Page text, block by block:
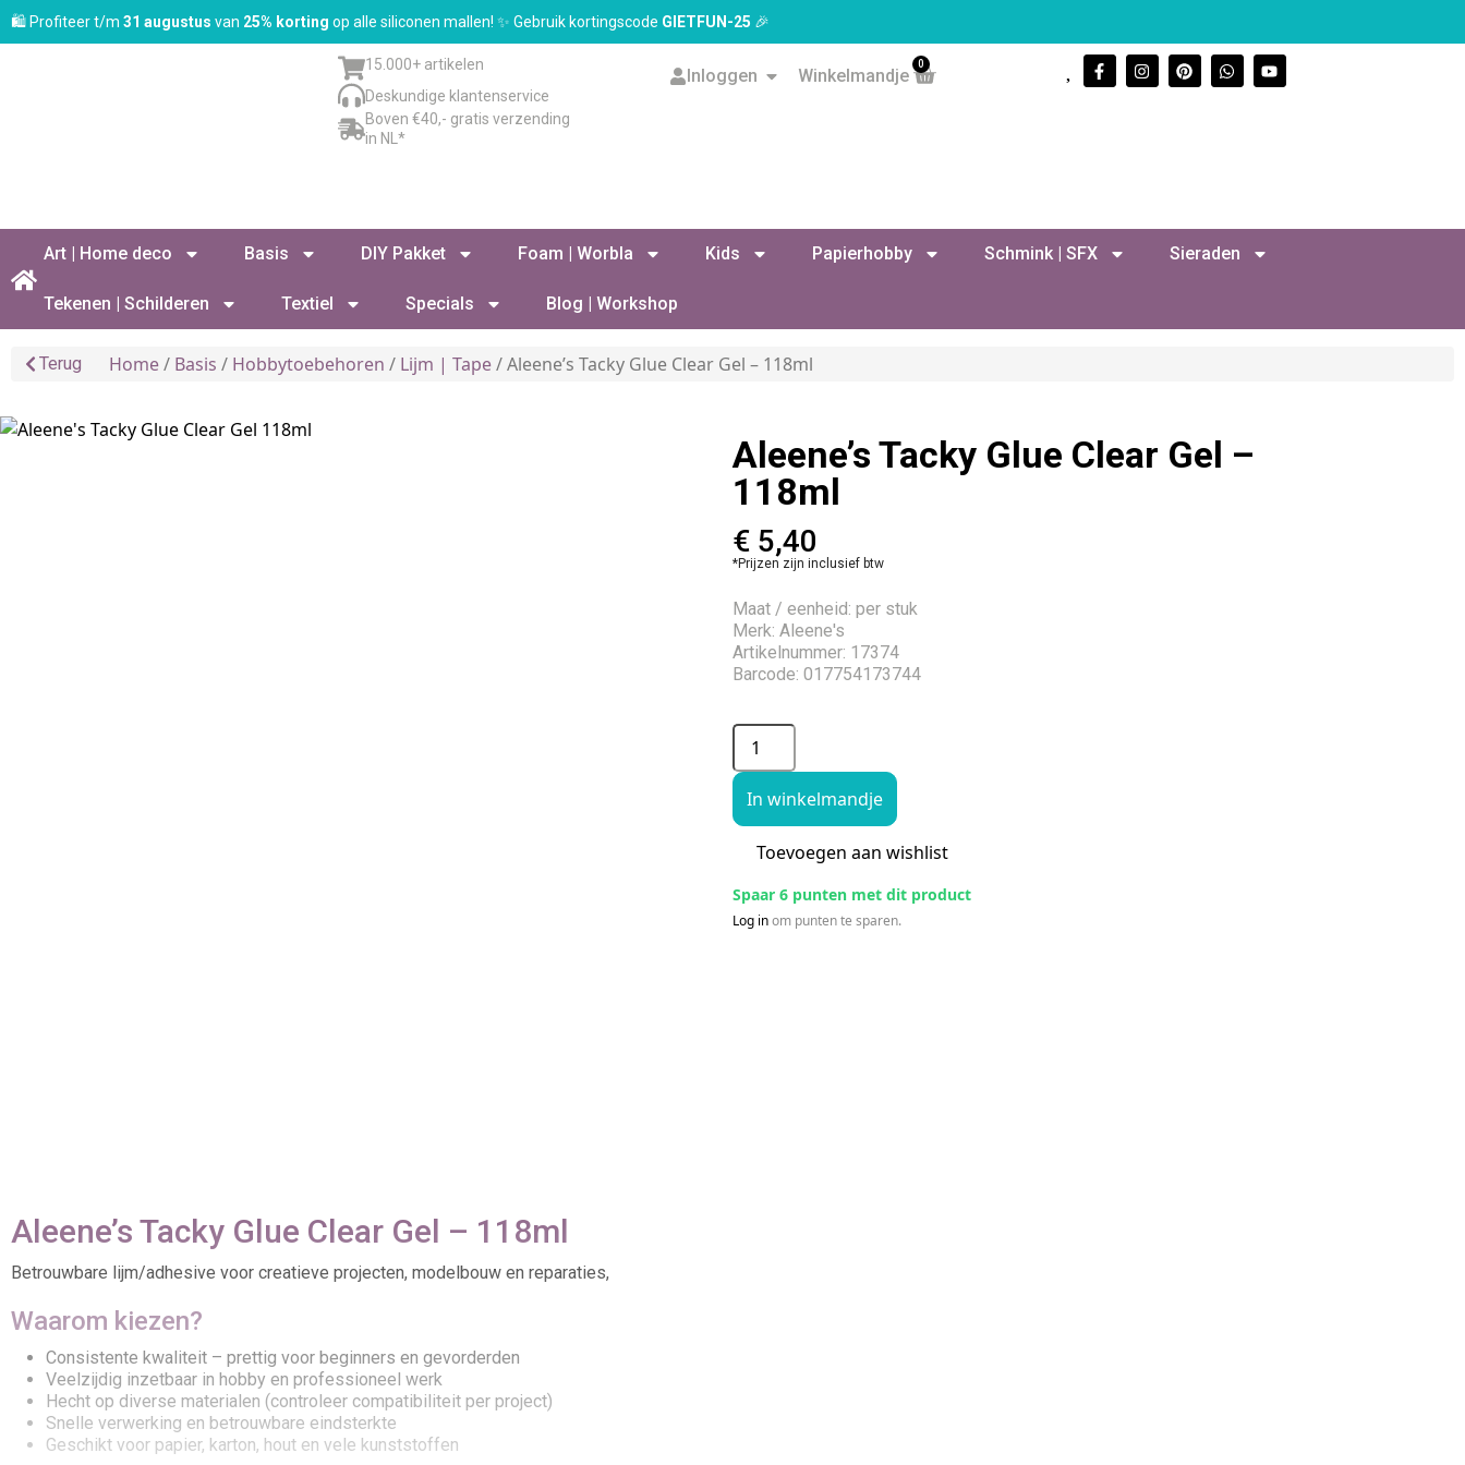
🛍️ Profiteer t/m 31 augustus van 25% korting op alle siliconen mallen! ✨ Gebruik kortingscode GIETFUN-25 🎉
15.000+ artikelen
Deskundige klantenservice
Boven €40,- gratis verzending
in NL*
Inloggen Winkelmandje
0
Art | Home deco Basis DIY Pakket Foam | Worbla Kids Papierhobby Schmink | SFX Sieraden
Tekenen | Schilderen Textiel Specials Blog | Workshop
Terug Home/ Basis / Hobbytoebehoren / Lijm | Tape/ Aleene’s Tacky Glue Clear Gel – 118ml
Aleene’s Tacky Glue Clear Gel –
118ml
€ 5,40
*Prijzen zijn inclusief btw
Maat / eenheid: per stuk
Merk: Aleene's
Artikelnummer: 17374
Barcode: 017754173744
In winkelmandje
Toevoegen aan wishlist
Spaar 6 punten met dit product
Log inom punten te sparen.
Aleene’s Tacky Glue Clear Gel – 118ml
Betrouwbare lijm/adhesive voor creatieve projecten, modelbouw en reparaties,
Waarom kiezen?
Consistente kwaliteit – prettig voor beginners en gevorderden
Veelzijdig inzetbaar in hobby en professioneel werk
Hecht op diverse materialen (controleer compatibiliteit per project)
Snelle verwerking en betrouwbare eindsterkte
Geschikt voor papier, karton, hout en vele kunststoffen